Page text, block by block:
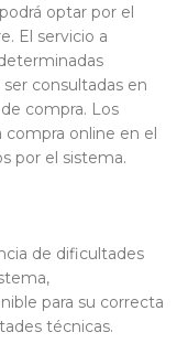
optar por el
El servicio a
ser consultadas en
compra. Los
compra online en el
por el sistema.
de dificultades
para su correcta
técnicas.